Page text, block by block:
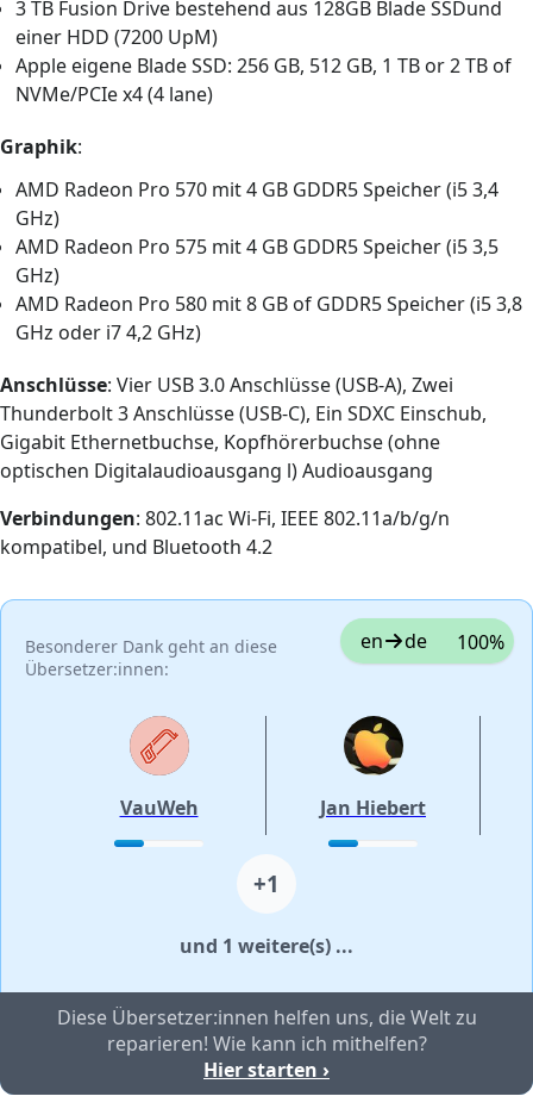
3 TB Fusion Drive bestehend aus 128GB Blade SSDund
einer HDD (7200 UpM)
Apple eigene Blade SSD: 256 GB, 512 GB, 1 TB or 2 TB of
NVMe/PCIe x4 (4 lane)
Graphik:
AMD Radeon Pro 570 mit 4 GB GDDR5 Speicher (i5 3,4
GHz)
AMD Radeon Pro 575 mit 4 GB GDDR5 Speicher (i5 3,5
GHz)
AMD Radeon Pro 580 mit 8 GB of GDDR5 Speicher (i5 3,8
GHz oder i7 4,2 GHz)
Anschlüsse: Vier USB 3.0 Anschlüsse (USB-A), Zwei
Thunderbolt 3 Anschlüsse (USB-C), Ein SDXC Einschub,
Gigabit Ethernetbuchse, Kopfhörerbuchse (ohne
optischen Digitalaudioausgang l) Audioausgang
Verbindungen: 802.11ac Wi-Fi, IEEE 802.11a/b/g/n
kompatibel, und Bluetooth 4.2
Besonderer Dank geht an diese
Übersetzer:innen:
en de 100%
VauWeh Jan Hiebert
+1
und 1 weitere(s) ...
Diese Übersetzer:innen helfen uns, die Welt zu
reparieren! Wie kann ich mithelfen?
Hier starten ›